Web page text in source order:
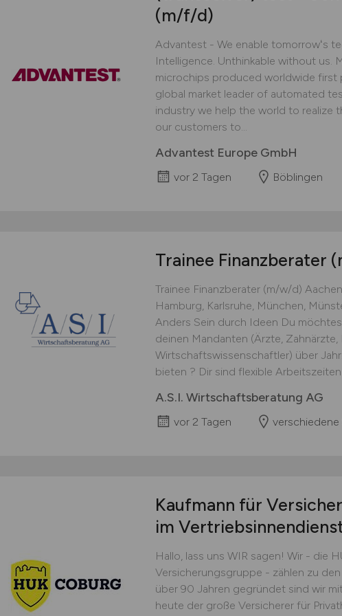
(m/f/d)
Advantest - We enable tomorrowʻs
Intelligence. Unthinkable without us.
microchips produced worldwide first
global market leader of automated
industry we help the world to realize
our customers to...
Advantest Europe GmbH
vor 2 Tagen Böblingen
Trainee Finanzberater
Trainee Finanzberater (m/w/d)
Hamburg, Karlsruhe, München,
Anders Sein durch Ideen Du
deinen Mandanten (Ärzte, Zahnärzte,
Wirtschaftswissenschaftler) über
bieten ? Dir sind flexible
A.S.I. Wirtschaftsberatung AG
vor 2 Tagen
Kaufmann für
im
Hallo, lass uns WIR sagen! Wir - die
Versicherungsgruppe - zählen zu
über 90 Jahren gegründet sind wir
heute der große Versicherer für